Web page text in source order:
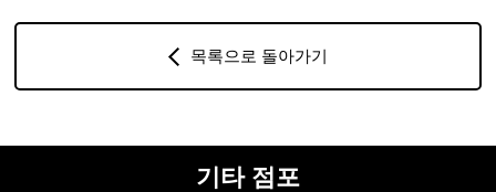
목록으로 돌아가기
기타 점포